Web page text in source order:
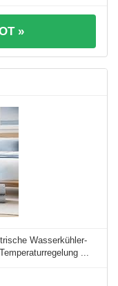
»
Wasserkühler-
...